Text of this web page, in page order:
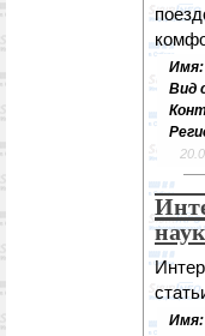
Вид
Имя: